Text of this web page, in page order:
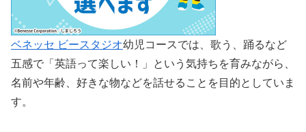
ベネッセ ビースタジオ幼児コースでは、歌う、踊るなど
五感で「英語って楽しい！」という気持ちを育みながら、
名前や年齢、好きな物などを話せることを目的としていま
す。